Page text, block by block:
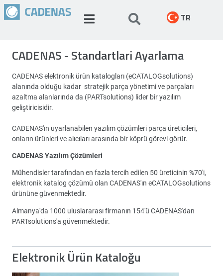
TR
CADENAS - Standartlari Ayarlama
CADENAS elektronik ürün katalogları (eCATALOGsolutions)
alanında olduğu kadar stratejik parça yönetimi ve parçaları
azaltma alanlarında da (PARTsolutions) lider bir yazılım
geliştiricisidir.
CADENAS'ın uyarlanabilen yazılım çözümleri parça üreticileri,
onların ürünleri ve alıcıları arasında bir köprü görevi görür.
CADENAS Yazılım Çözümleri
Mühendisler tarafından en fazla tercih edilen 50 üreticinin %70'i,
elektronik katalog çözümü olan CADENAS'ın eCATALOGsolutions
ürününe güvenmektedir.
Almanya'da 1000 uluslararası firmanın 154'ü CADENAS'dan
PARTsolutions'a güvenmektedir.
Elektronik Ürün Kataloğu